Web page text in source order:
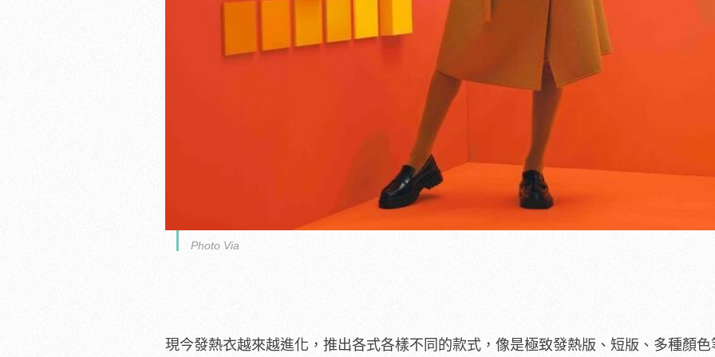
Photo Via
現今發熱衣越來越進化，推出各式各樣不同的款式，像是極致發熱版、短版、多種顏色